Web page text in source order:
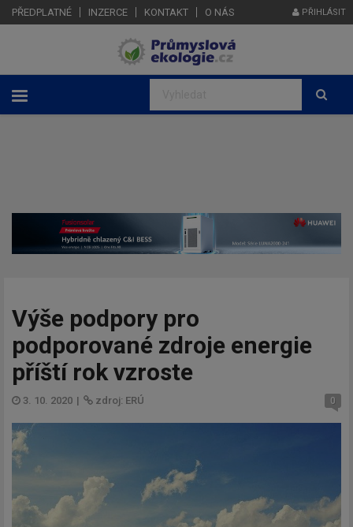
PŘEDPLATNÉ INZERCE KONTAKT O NÁS PŘIHLÁSIT
Výše podpory pro
podporované zdroje energie
příští rok vzroste
3. 10. 2020 | zdroj: ERÚ 0